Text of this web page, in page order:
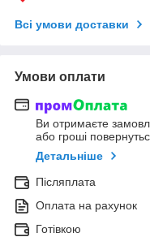
Всі умови доставки
Умови оплати
Ви отримаєте
або гроші
Детальніше
Післяплата
Оплата на рахунок
Готівкою